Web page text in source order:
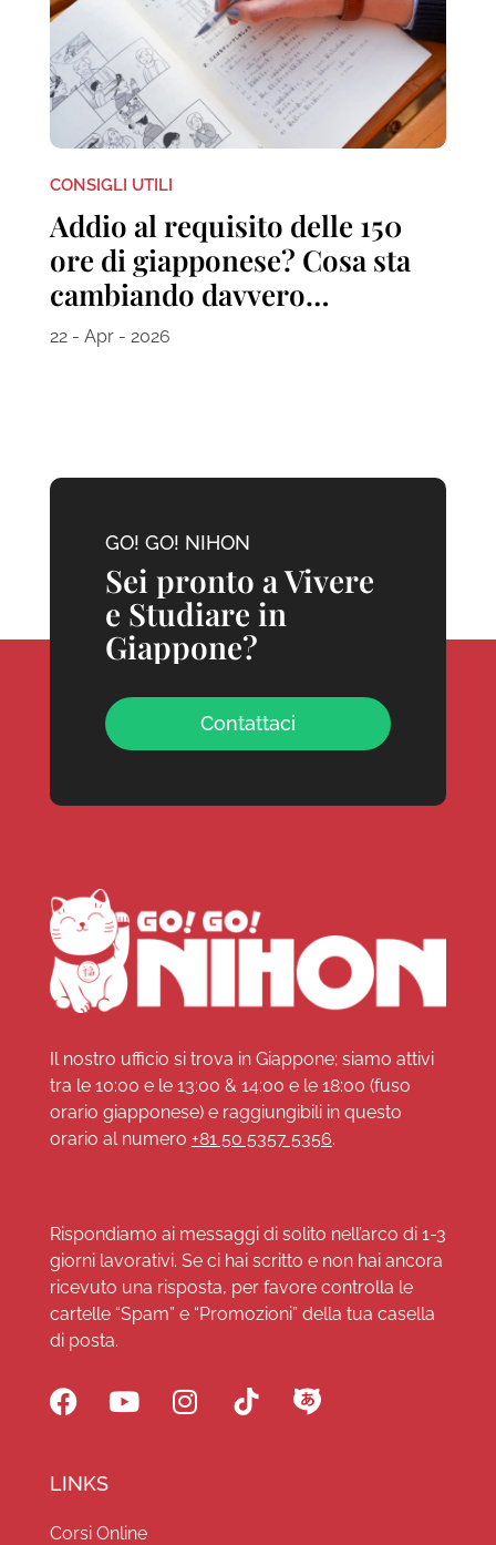
CONSIGLI UTILI
Addio al requisito delle 150
ore di giapponese? Cosa sta
cambiando davvero…
22 - Apr - 2026
GO! GO! NIHON
Sei pronto a Vivere
e Studiare in
Giappone?
Contattaci
Il nostro ufficio si trova in Giappone; siamo attivi
tra le 10:00 e le 13:00 & 14:00 e le 18:00 (fuso
orario giapponese) e raggiungibili in questo
orario al numero +81 50 5357 5356.
Rispondiamo ai messaggi di solito nell’arco di 1-3
giorni lavorativi. Se ci hai scritto e non hai ancora
ricevuto una risposta, per favore controlla le
cartelle “Spam” e “Promozioni” della tua casella
di posta.
LINKS
Corsi Online